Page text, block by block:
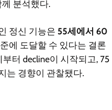
분석했다.
정신 기능은 55세에서 60
에 도달할 수 있다는 결론
터 decline이 시작되고, 75
는 경향이 관찰됐다.